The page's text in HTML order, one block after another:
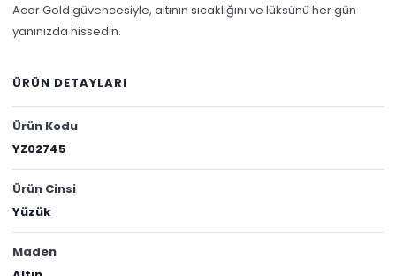
Acar Gold güvencesiyle, altının sıcaklığını ve lüksünü her gün
yanınızda hissedin.
ÜRÜN DETAYLARI
Ürün Kodu
YZ02745
Ürün Cinsi
Yüzük
Maden